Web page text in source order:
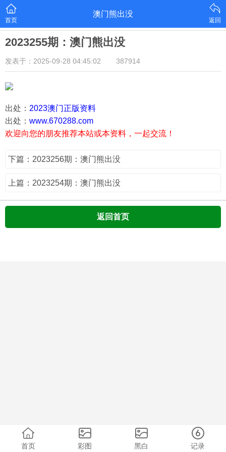
首页
澳门熊出没
返回
2023255期：澳门熊出没
发表于：2025-09-28 04:45:02 387914
出处： 2023澳门正版资料
出处： www.670288.com
欢迎向您的朋友推荐本站或本资料，一起交流！
下篇：2023256期：澳门熊出没
上篇：2023254期：澳门熊出没
返回首页
首页 彩图 黑白 记录